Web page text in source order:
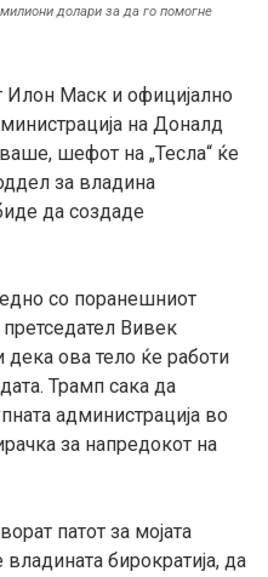
долари за да го помогне
Илон Маск и официјално
на Доналд
шефот на „Тесла“ ќе
за владина
да создаде
со поранешниот
Вивек
ова тело ќе работи
Трамп сака да
администрација во
за напредокот на
патот за мојата
бирократија, да